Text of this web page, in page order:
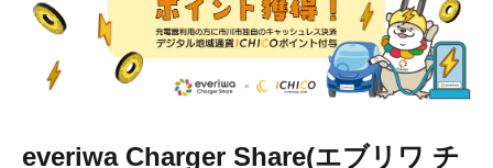
資料請求
お知らせ
よくある質問
everiwa Charger Share(エブリワ チ